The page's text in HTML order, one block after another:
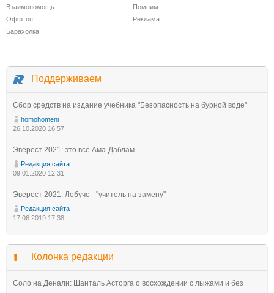
Взаимопомощь
Помним
Оффтоп
Реклама
Барахолка
Поддерживаем
Сбор средств на издание учебника "Безопасность на бурной воде"
homohomeni
26.10.2020 16:57
Эверест 2021: это всё Ама-Даблам
Редакция сайта
09.01.2020 12:31
Эверест 2021: Лобуче - "учитель на замену"
Редакция сайта
17.06.2019 17:38
Колонка редакции
Соло на Денали: Шанталь Асторга о восхождении с лыжами и без